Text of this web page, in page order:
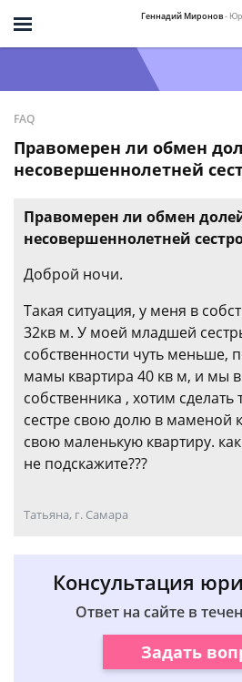
Геннадий Миронов-
FAQ
Правомерен ли обмен
несовершеннолетней
Правомерен ли обмен
несовершеннолетней
Доброй ночи.
Такая ситуация, у меня в
32кв м. У моей младшей
собственности чуть меньше,
мамы квартира 40 кв м, и мы
собственника , хотим сделать
сестре свою долю в маменой
свою маленькую квартиру.
не подскажите???
Татьяна, г. Самара
Консультация
Ответ на сайте в
Задать